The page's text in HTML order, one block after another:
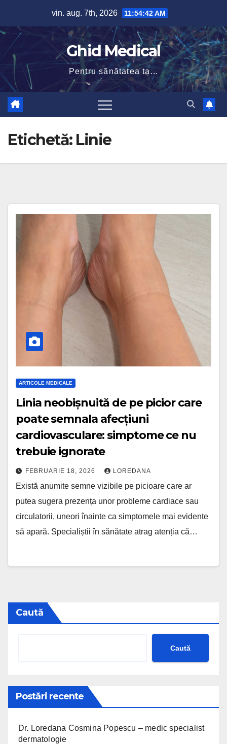
content
vin. aug. 7th, 2026 11:54:42 AM
Ghid Medical
Pentru sănătatea ta...
Etichetă: Linie
ARTICOLE MEDICALE
Linia neobișnuită de pe picior care
poate semnala afecțiuni
cardiovasculare: simptome ce nu
trebuie ignorate
FEBRUARIE 18, 2026 LOREDANA
Există anumite semne vizibile pe picioare care ar
putea sugera prezența unor probleme cardiace sau
circulatorii, uneori înainte ca simptomele mai evidente
să apară. Specialiștii în sănătate atrag atenția că…
Caută
Caută
Postări recente
Dr. Loredana Cosmina Popescu – medic specialist
dermatologie